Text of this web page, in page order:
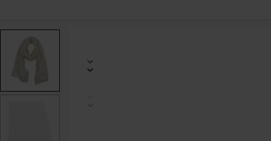
www.emp-
p/thumper-
582817St.html